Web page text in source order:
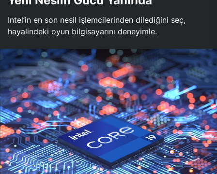
Intel’in en son nesil işlemcilerinden dilediğini seç,
hayalindeki oyun bilgisayarını deneyimle.